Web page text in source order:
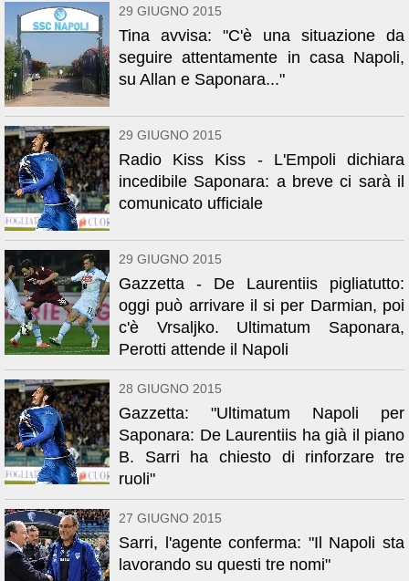
29 GIUGNO 2015
Tina avvisa: "C'è una situazione da
seguire attentamente in casa Napoli,
su Allan e Saponara..."
29 GIUGNO 2015
Radio Kiss Kiss - L'Empoli dichiara
incedibile Saponara: a breve ci sarà il
comunicato ufficiale
29 GIUGNO 2015
Gazzetta - De Laurentiis pigliatutto:
oggi può arrivare il si per Darmian, poi
c'è Vrsaljko. Ultimatum Saponara,
Perotti attende il Napoli
28 GIUGNO 2015
Gazzetta: "Ultimatum Napoli per
Saponara: De Laurentiis ha già il piano
B. Sarri ha chiesto di rinforzare tre
ruoli"
27 GIUGNO 2015
Sarri, l'agente conferma: "Il Napoli sta
lavorando su questi tre nomi"